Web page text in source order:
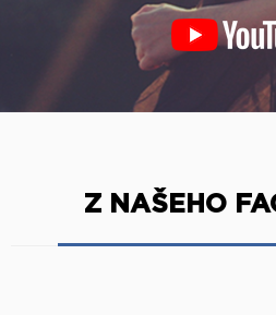
Z NAŠEHO